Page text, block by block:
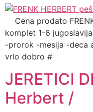
Cena prodato
komplet 1-6
-prorok -mesija -deca
vrlo dobro #
JERETICI
Herbert /